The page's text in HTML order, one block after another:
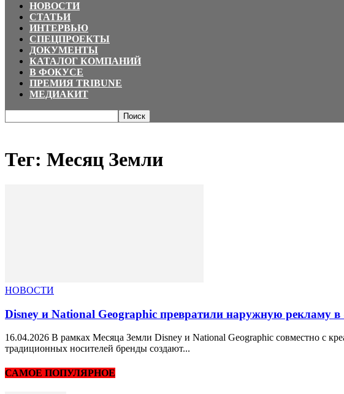
НОВОСТИ
СТАТЬИ
ИНТЕРВЬЮ
СПЕЦПРОЕКТЫ
ДОКУМЕНТЫ
КАТАЛОГ КОМПАНИЙ
В ФОКУСЕ
ПРЕМИЯ TRIBUNE
МЕДИАКИТ
Тег: Месяц Земли
НОВОСТИ
Disney и National Geographic превратили наружную рекламу в
16.04.2026 В рамках Месяца Земли Disney и National Geographic совместно с
традиционных носителей бренды создают...
САМОЕ ПОПУЛЯРНОЕ